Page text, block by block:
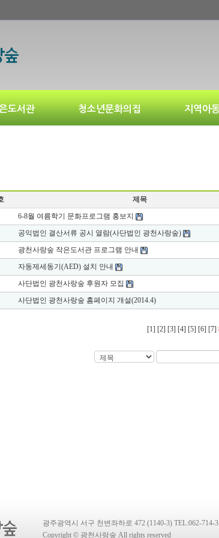
도서관 청소년문화의집 지역아
제목
6-8월 여름학기 문화프로그램 홍보지
공익법인 결산서류 공시 열람(사단법인 광천사랑숲)
광천사랑숲 작은도서관 프로그램 안내
자동제세동기(AED) 설치 안내
사단법인 광천사랑숲 후원자 모집
사단법인 광천사랑숲 홈페이지 개설(2014.4)
[1] [2] [3] [4] [5] [6] [7]
광주광역시 서구 천변좌하로 472 (1140-3) TEL:062-714-
Copyright © 광천사랑숲 All rights reserved